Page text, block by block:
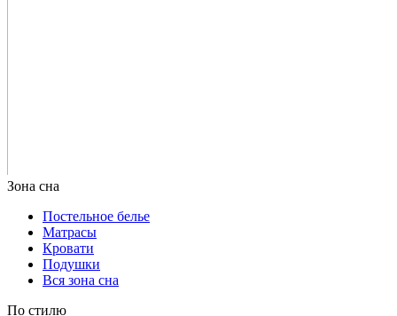
Постельное белье
Матрасы
Кровати
Подушки